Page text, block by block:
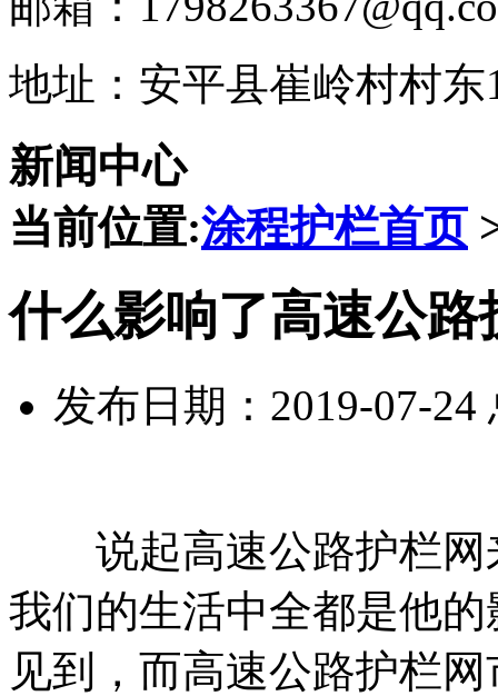
地址：安平县崔岭村村东
新闻中心
当前位置:涂程护栏首页
什么影响了高速公
发布日期：2019-07-24
说起高速公路护栏网
我们的生活中全都是他
见到，而高速公路护栏